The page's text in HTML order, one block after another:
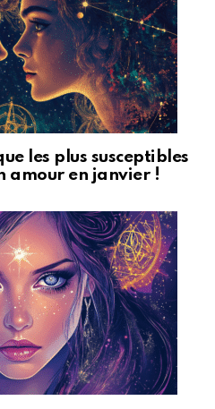
les plus susceptibles
amour en janvier !